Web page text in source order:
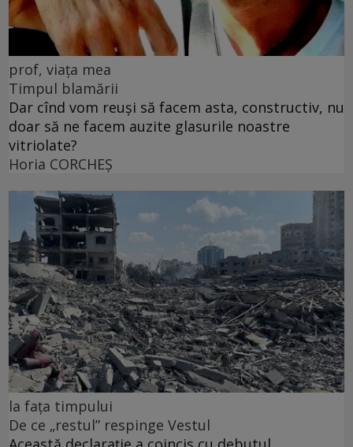
prof, viața mea
Timpul blamării
Dar cînd vom reuși să facem asta, constructiv, nu
doar să ne facem auzite glasurile noastre
vitriolate?
Horia CORCHEŞ
la fața timpului
De ce „restul” respinge Vestul